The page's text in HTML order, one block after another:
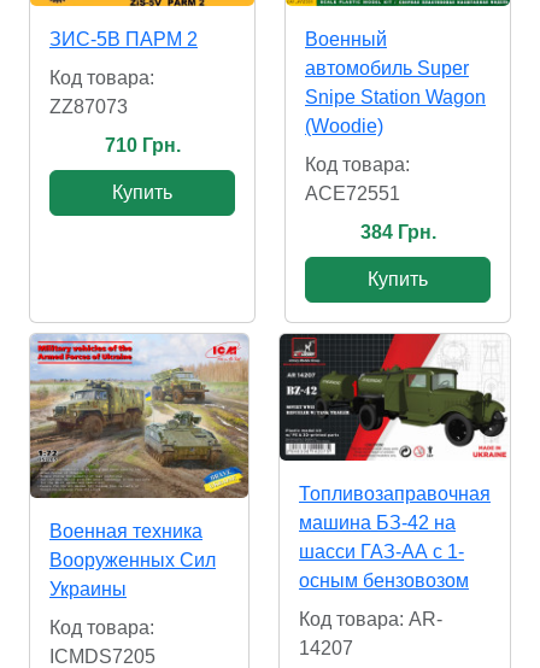
ЗИС-5В ПАРМ 2
Код товара:
ZZ87073
710 Грн.
Купить
Военный
автомобиль Super
Snipe Station Wagon
(Woodie)
Код товара:
ACE72551
384 Грн.
Купить
Военная техника
Вооруженных Сил
Украины
Код товара:
ICMDS7205
Топливозаправочная
машина БЗ-42 на
шасси ГАЗ-АА с 1-
осным бензовозом
Код товара: AR-
14207